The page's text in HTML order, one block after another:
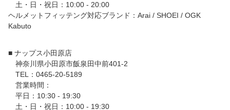
土・日・祝日：10:00 - 20:00
ヘルメットフィッテング対応ブランド：Arai / SHOEI / OGK
Kabuto
■ ナップス小田原店
神奈川県小田原市飯泉田中前401-2
TEL：0465-20-5189
営業時間：
平日：10:30 - 19:30
土・日・祝日：10:00 - 19:30